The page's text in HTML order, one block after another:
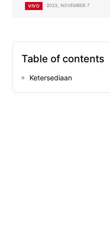
VIVO 2023, NOVEMBER 7
Table of contents
Ketersediaan